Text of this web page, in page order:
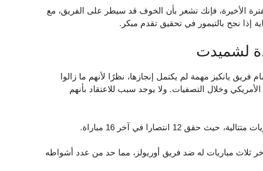
الأخيرة، فإنك تشعر بأن الخوف قد سيطر على الفريق، مع
إذا نجح بالتيمور في تحقيق تقدم مبكر.
لشميدت
فريق يانكيز مهمة لم يكتمل إنجازها، نظرًا لأنهم ما زالوا
وخلال التصفيات. ولا يوجد سبب للاعتقاد بأنهم
12 انتصارا في آخر 16 مباراة.
مباريات له ضد فريق أوريولز، مما حد من عدد أشواطه